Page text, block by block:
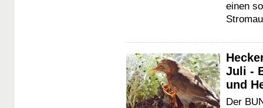
einen
Juli -
und
Der